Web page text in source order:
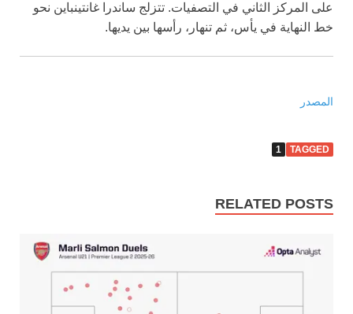
على المركز الثاني في التصفيات. تتزلج ساندرا غانتينباين نحو
خط النهاية في يأس، ثم تنهار، رأسها بين يديها.
المصدر
TAGGED
1
RELATED POSTS